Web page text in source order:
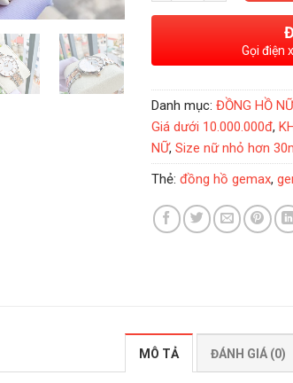
Gọi điện
Danh mục: ĐỒNG HỒ NỮ
Giá dưới 10.000.000đ,
NỮ, Size nữ nhỏ hơn
Thẻ: đồng hồ gemax,
MÔ TẢ ĐÁNH GIÁ (0)